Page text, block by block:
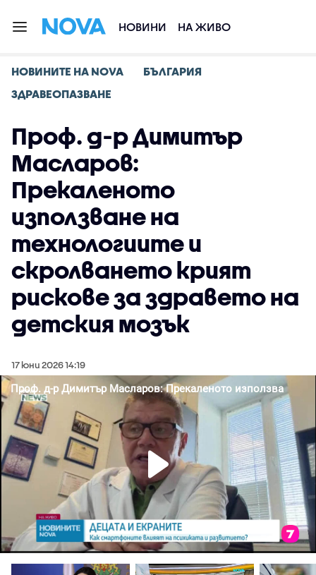
НОВИНИ НА ЖИВО
НОВИНИТЕ НА NOVA
БЪЛГАРИЯ
ЗДРАВЕОПАЗВАНЕ
Проф. д-р Димитър
Масларов:
Прекаленото
използване на
технологиите и
скролването крият
рискове за здравето на
детския мозък
17 юни 2026 14:19